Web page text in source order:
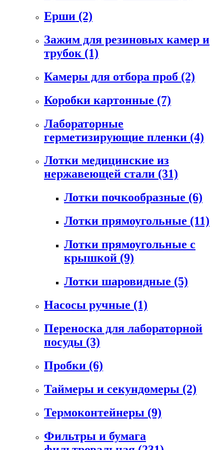
Ерши (2)
Зажим для резиновых камер и
трубок (1)
Камеры для отбора проб (2)
Коробки картонные (7)
Лабораторные
герметизирующие пленки (4)
Лотки медицинские из
нержавеющей стали (31)
Лотки почкообразные (6)
Лотки прямоугольные (11)
Лотки прямоугольные с
крышкой (9)
Лотки шаровидные (5)
Насосы ручные (1)
Переноска для лабораторной
посуды (3)
Пробки (6)
Таймеры и секундомеры (2)
Термоконтейнеры (9)
Фильтры и бумага